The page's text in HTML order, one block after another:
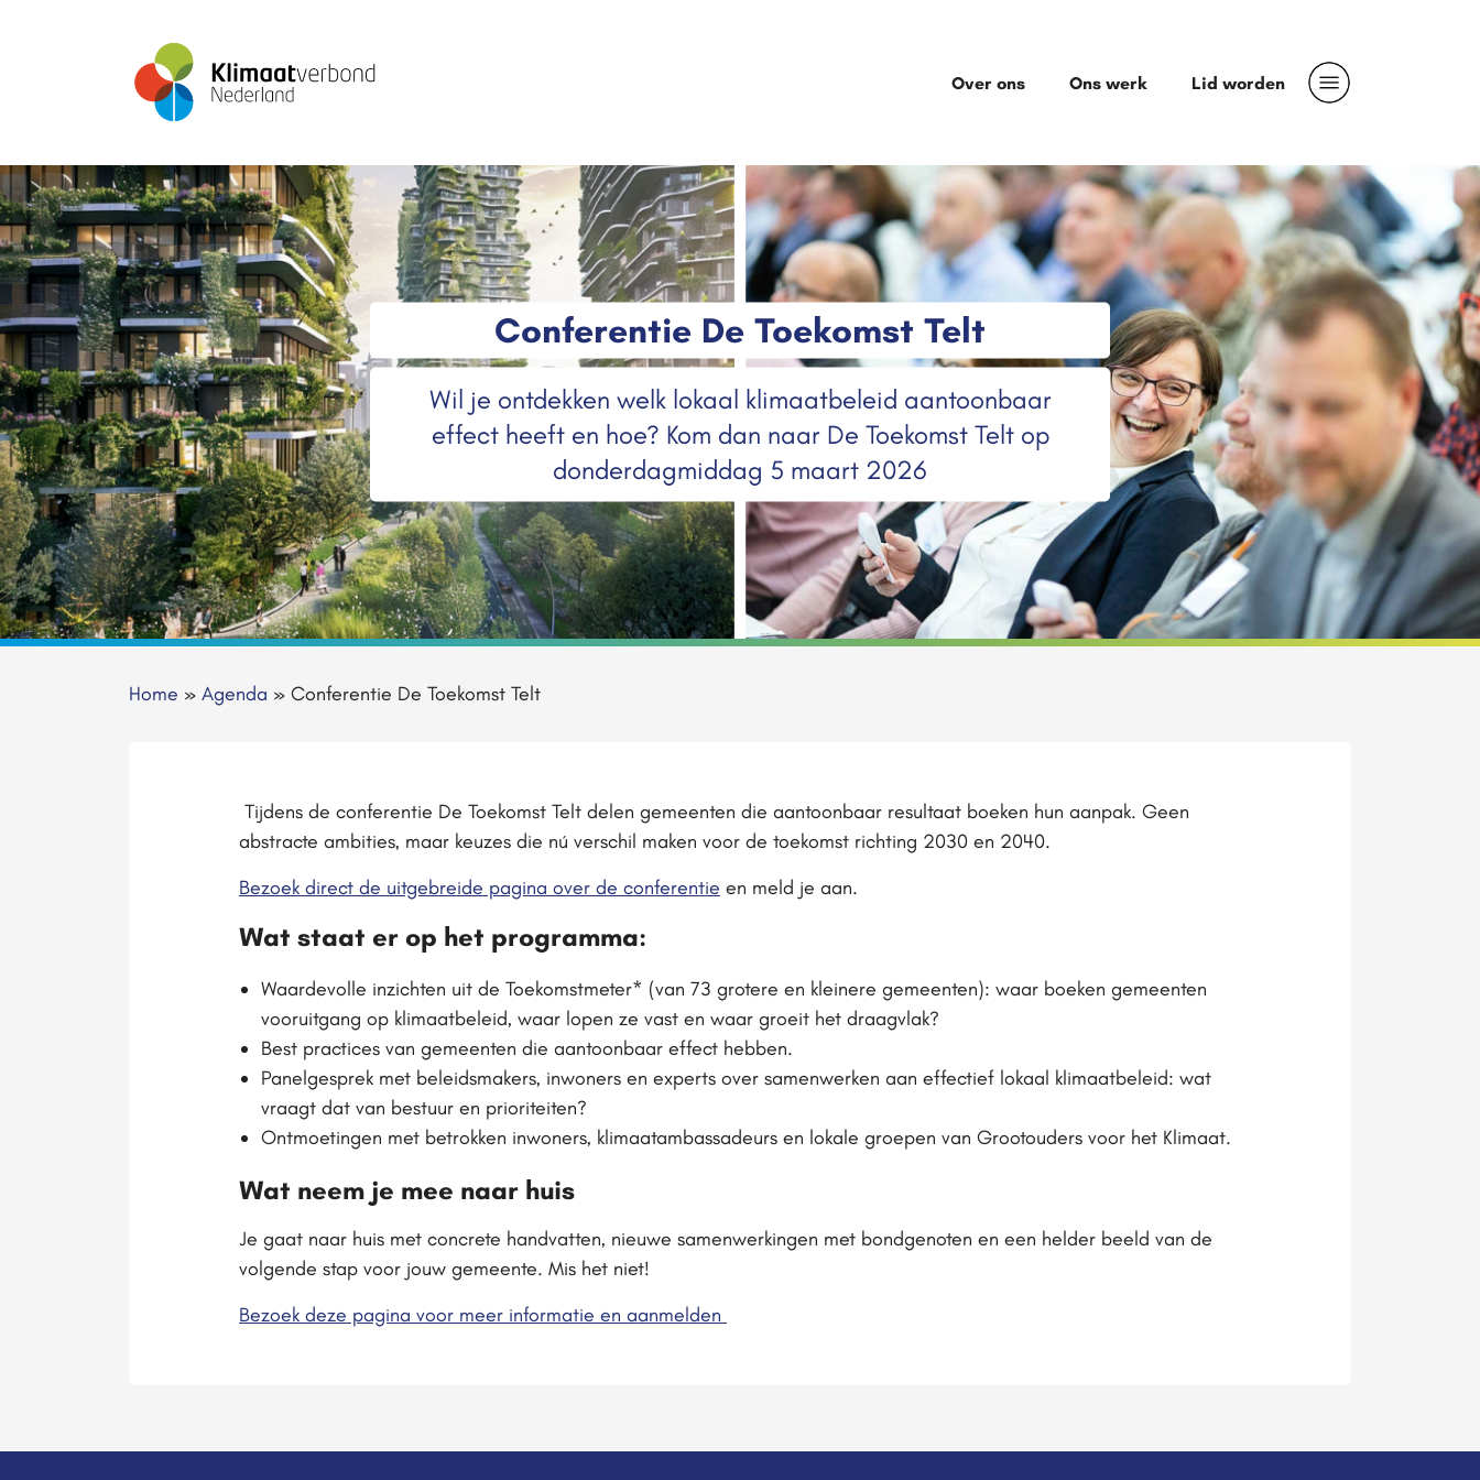
Over ons Ons werk Lid worden
Conferentie De Toekomst Telt
Wil je ontdekken welk lokaal klimaatbeleid aantoonbaar
effect heeft en hoe? Kom dan naar De Toekomst Telt op
donderdagmiddag 5 maart 2026
Home » Agenda » Conferentie De Toekomst Telt
Tijdens de conferentie De Toekomst Telt delen gemeenten die aantoonbaar resultaat boeken hun aanpak. Geen
abstracte ambities, maar keuzes die nú verschil maken voor de toekomst richting 2030 en 2040.
Bezoek direct de uitgebreide pagina over de conferentie en meld je aan.
Wat staat er op het programma:
Waardevolle inzichten uit de Toekomstmeter* (van 73 grotere en kleinere gemeenten): waar boeken gemeenten
vooruitgang op klimaatbeleid, waar lopen ze vast en waar groeit het draagvlak?
Best practices van gemeenten die aantoonbaar effect hebben.
Panelgesprek met beleidsmakers, inwoners en experts over samenwerken aan effectief lokaal klimaatbeleid: wat
vraagt dat van bestuur en prioriteiten?
Ontmoetingen met betrokken inwoners, klimaatambassadeurs en lokale groepen van Grootouders voor het Klimaat.
Wat neem je mee naar huis
Je gaat naar huis met concrete handvatten, nieuwe samenwerkingen met bondgenoten en een helder beeld van de
volgende stap voor jouw gemeente. Mis het niet!
Bezoek deze pagina voor meer informatie en aanmelden